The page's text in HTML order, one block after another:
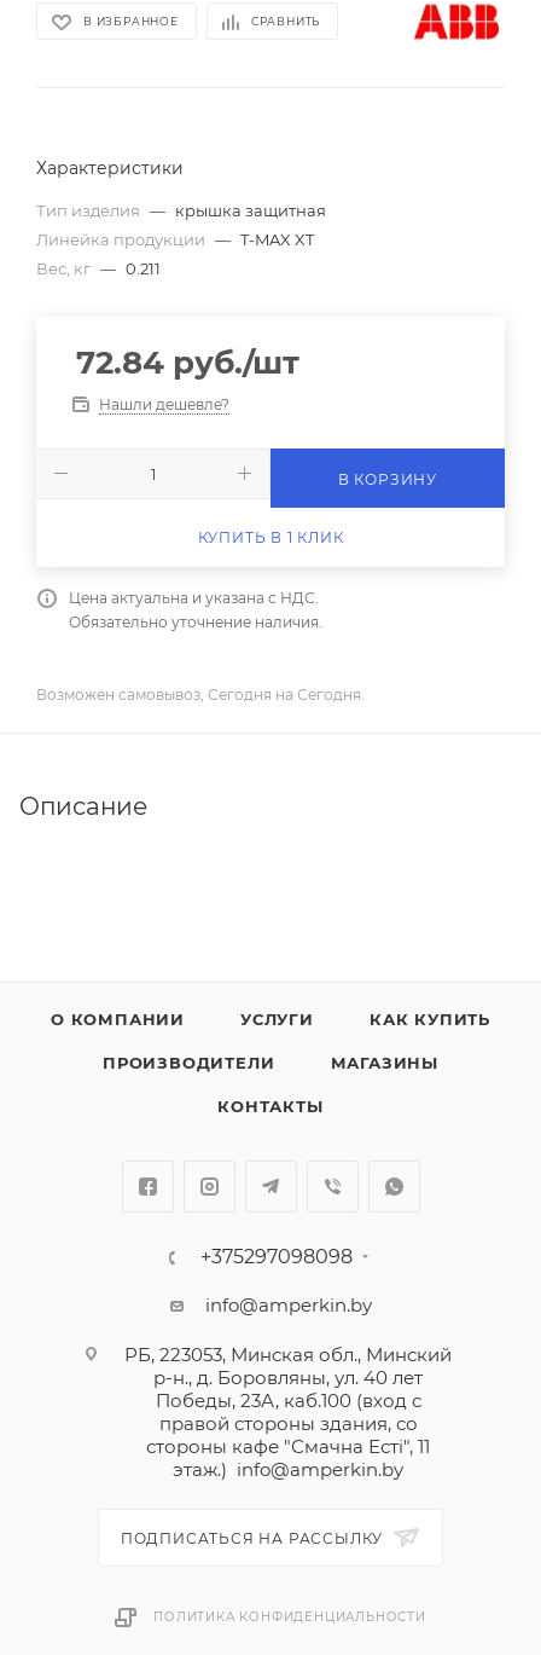
В ИЗБРАННОЕ СРАВНИТЬ
Характеристики
Тип изделия — крышка защитная
Линейка продукции — T-MAX XT
Вес, кг — 0.211
72.84 руб./шт
Нашли дешевле?
В КОРЗИНУ
КУПИТЬ В 1 КЛИК
Цена актуальна и указана с НДС.
Обязательно уточнение наличия.
Возможен самовывоз, Сегодня на Сегодня.
Описание
О КОМПАНИИ УСЛУГИ КАК КУПИТЬ
ПРОИЗВОДИТЕЛИ МАГАЗИНЫ
КОНТАКТЫ
+375297098098
info@amperkin.by
РБ, 223053, Минская обл., Минский
р-н., д. Боровляны, ул. 40 лет
Победы, 23А, каб.100 (вход с
правой стороны здания, со
стороны кафе "Смачна Естi", 11
этаж.) info@amperkin.by
ПОДПИСАТЬСЯ НА РАССЫЛКУ
ПОЛИТИКА КОНФИДЕНЦИАЛЬНОСТИ